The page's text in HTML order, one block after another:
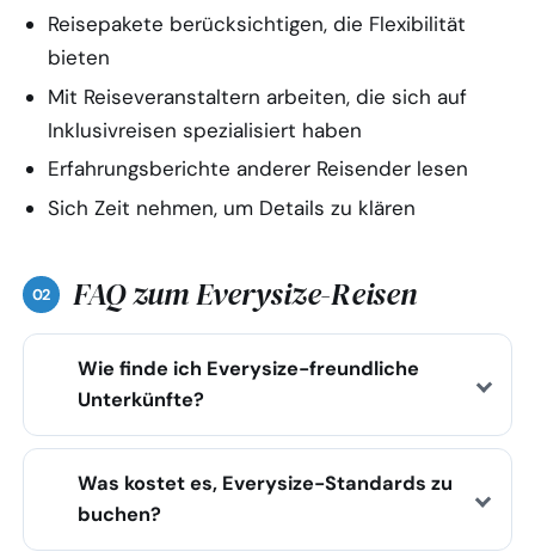
Reisepakete berücksichtigen, die Flexibilität
bieten
Mit Reiseveranstaltern arbeiten, die sich auf
Inklusivreisen spezialisiert haben
Erfahrungsberichte anderer Reisender lesen
Sich Zeit nehmen, um Details zu klären
FAQ zum Everysize-Reisen
Wie finde ich Everysize-freundliche
Unterkünfte?
Was kostet es, Everysize-Standards zu
buchen?